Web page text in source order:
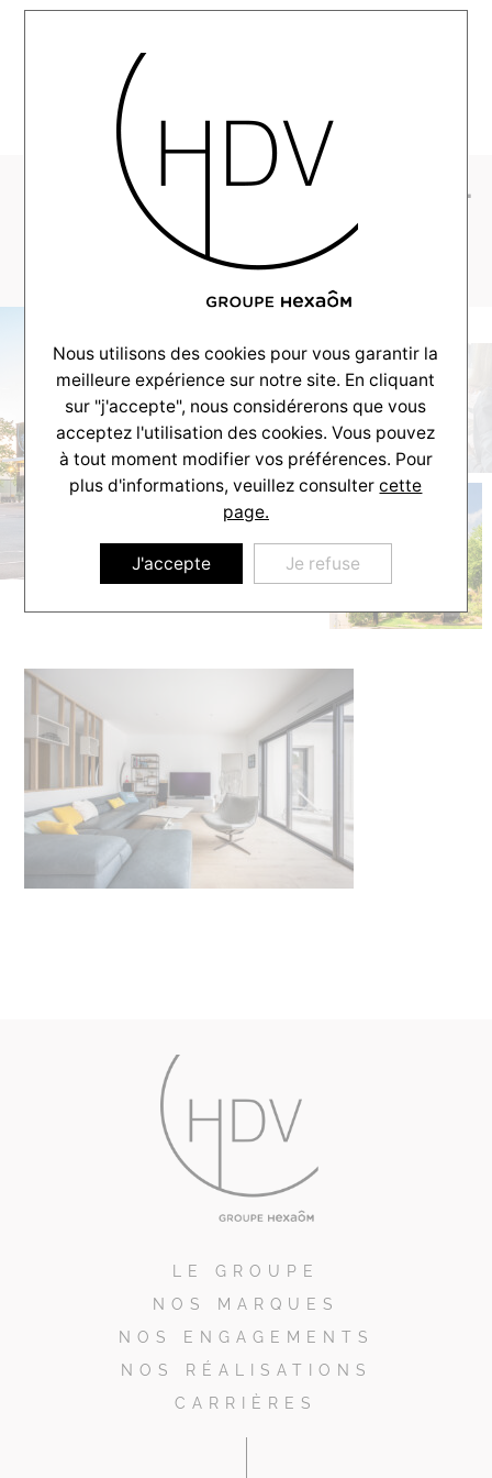
1_rue_cols_verts_web-
LE GROUPE
NOS MARQUES
NOS ENGAGEMENTS
NOS RÉALISATIONS
CARRIÈRES
Nous utilisons des cookies pour vous garantir la
meilleure expérience sur notre site. En cliquant
sur "j'accepte", nous considérerons que vous
acceptez l'utilisation des cookies. Vous pouvez
à tout moment modifier vos préférences. Pour
plus d'informations, veuillez consultercette
page.
J'accepte Je refuse